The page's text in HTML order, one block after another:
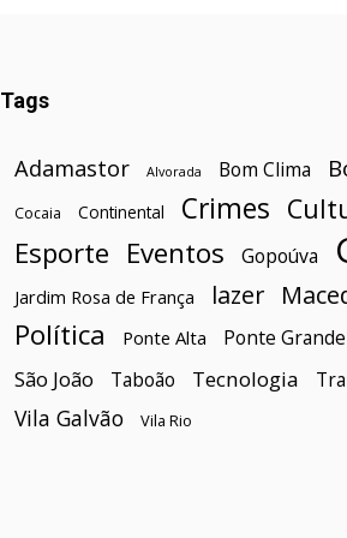
Tags
Adamastor Alvorada Bom Clima
Cocaia Continental Crimes
Esporte Eventos Gopoúva
Jardim Rosa de França lazer
Política Ponte Alta Ponte Grande
São João Taboão Tecnologia
Vila Galvão Vila Rio